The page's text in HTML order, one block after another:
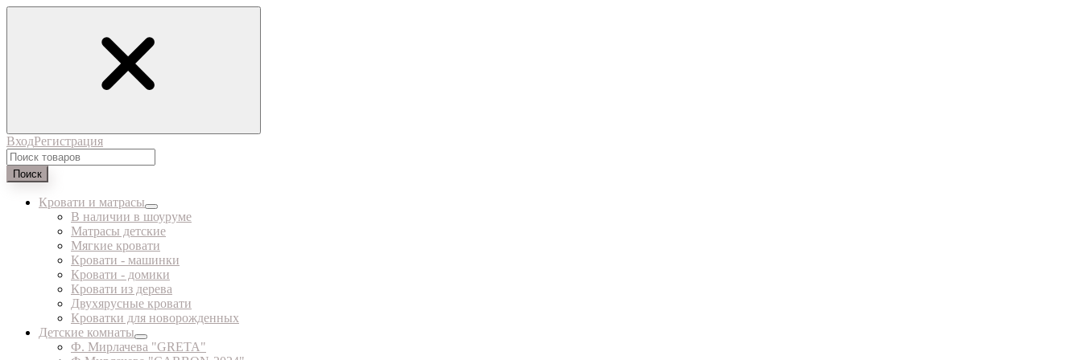
ВходРегистрация
Поиск
Кровати и матрасы
В наличии в шоуруме
Матрасы детские
Мягкие кровати
Кровати - машинки
Кровати - домики
Кровати из дерева
Двухярусные кровати
Кроватки для новорожденных
Детские комнаты
Ф. Мирлачева "GRETA"